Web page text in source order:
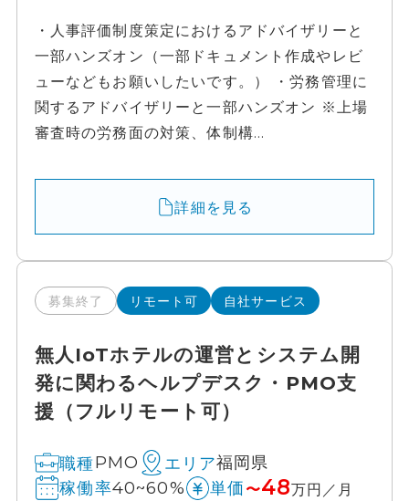
・人事評価制度策定におけるアドバイザリーと
一部ハンズオン（一部ドキュメント作成やレビ
ューなどもお願いしたいです。） ・労務管理に
関するアドバイザリーと一部ハンズオン ※上場
審査時の労務面の対策、体制構...
詳細を見る
募集終了 リモート可 自社サービス
無人IoTホテルの運営とシステム開
発に関わるヘルプデスク・PMO支
援（フルリモート可）
職種PMO エリア福岡県
稼働率40~60% 単価 〜48万円／月